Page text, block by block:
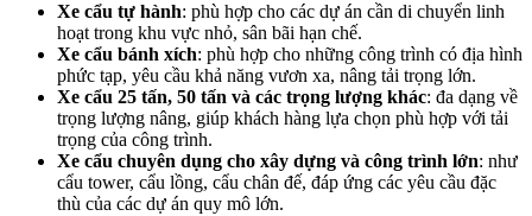
Xe cẩu tự hành: phù hợp cho các dự án cần di chuyển linh
hoạt trong khu vực nhỏ, sân bãi hạn chế.
Xe cẩu bánh xích: phù hợp cho những công trình có địa hình
phức tạp, yêu cầu khả năng vươn xa, nâng tải trọng lớn.
Xe cẩu 25 tấn, 50 tấn và các trọng lượng khác: đa dạng về
trọng lượng nâng, giúp khách hàng lựa chọn phù hợp với tải
trọng của công trình.
Xe cẩu chuyên dụng cho xây dựng và công trình lớn: như
cẩu tower, cẩu lồng, cẩu chân đế, đáp ứng các yêu cầu đặc
thù của các dự án quy mô lớn.